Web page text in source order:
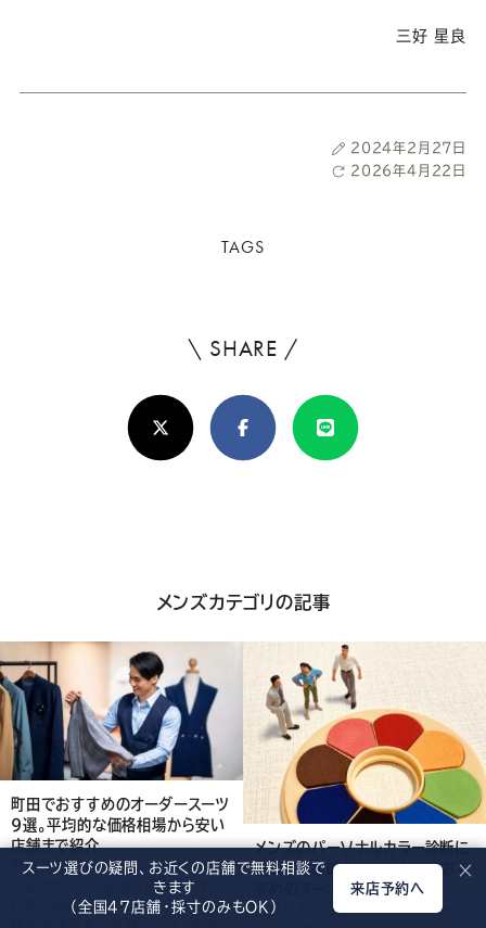
三好 星良
投
稿
2024年2月27日
最
2026年4月22日
TAGS
\ SHARE /
ろ
し
け
シ
ア
し
て
く
だ
さ
X(Twitter)FacebookLine
メンズカテゴリの記事
町田でおすすめのオーダースーツ
9選。平均的な価格相場から安い
店舗まで紹介
町田でオーダースーツを作りたい方
におすすめの9店舗を紹介します。平
均的な価格帯からリーズナブルな価
メンズのパーソナルカラー診断に
基づく印象的なコーデとは？おす
すめのスーツコーデも紹介
自分に似合う色のスーツやシャツ、
スーツ選びの疑問、お近くの店舗で無料相談で
きます
（全国47店舗・採寸のみもOK）
来店予約へ
×